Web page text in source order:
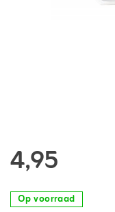
4,95
Op voorraad